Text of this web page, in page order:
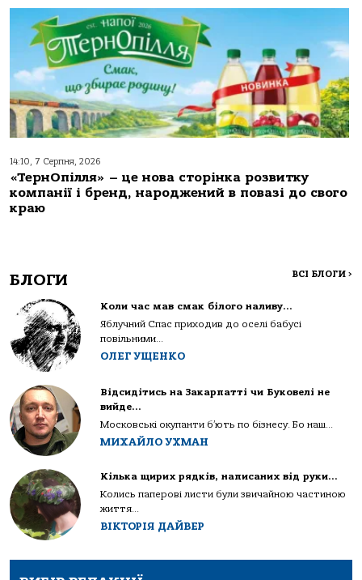
14:10, 7 Серпня, 2026
«ТернОпілля» – це нова сторінка розвитку
компанії і бренд, народжений в повазі до свого
краю
БЛОГИ ВСІ БЛОГИ >
Коли час мав смак білого наливу…
Яблучний Спас приходив до оселі бабусі
повільними...
ОЛЕГ УЩЕНКО
Відсидітись на Закарпатті чи Буковелі не
вийде…
Московські окупанти б’ють по бізнесу. Бо наш...
МИХАЙЛО УХМАН
Кілька щирих рядків, написаних від руки…
Колись паперові листи були звичайною частиною
життя...
ВІКТОРІЯ ДАЙВЕР